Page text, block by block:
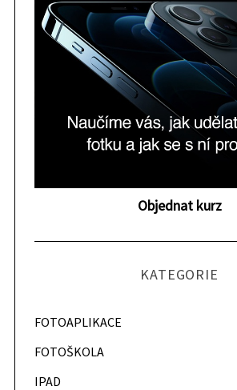
Objednat kurz
KATEGORIE
FOTOAPLIKACE
FOTOŠKOLA
IPAD